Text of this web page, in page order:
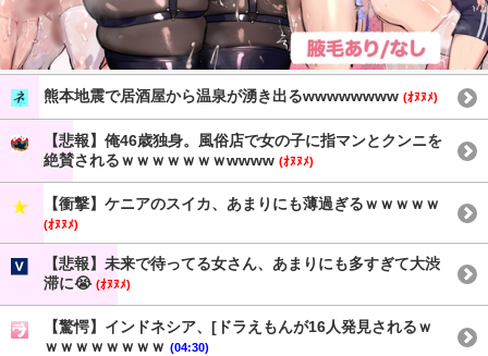
熊本地震で居酒屋から温泉が湧き出るwwwwwwww (ｵﾇﾇﾒ)
【悲報】俺46歳独身。風俗店で女の子に指マンとクンニを
絶賛されるｗｗｗｗｗｗｗwwww (ｵﾇﾇﾒ)
【衝撃】ケニアのスイカ、あまりにも薄過ぎるｗｗｗｗｗ
(ｵﾇﾇﾒ)
【悲報】未来で待ってる女さん、あまりにも多すぎて大渋
滞に😭 (ｵﾇﾇﾒ)
【驚愕】インドネシア、[ドラえもんが16人発見されるｗ
ｗｗｗｗｗｗｗｗ (04:30)